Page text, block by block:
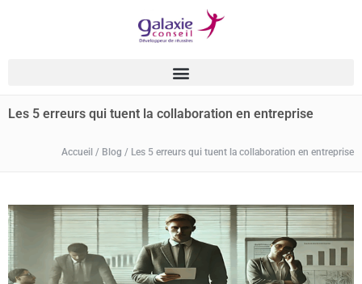
Les 5 erreurs qui tuent la collaboration en entreprise
Accueil / Blog / Les 5 erreurs qui tuent la collaboration en entreprise